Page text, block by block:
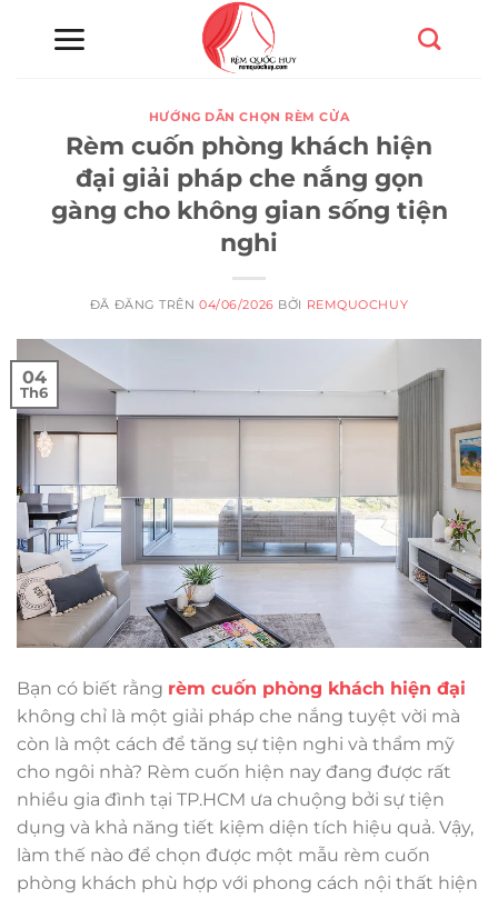
HƯỚNG DẪN CHỌN RÈM CỬA
Rèm cuốn phòng khách hiện
đại giải pháp che nắng gọn
gàng cho không gian sống tiện
nghi
ĐÃ ĐĂNG TRÊN04/06/2026 BỞI REMQUOCHUY
04
Th6
Bạn có biết rằng rèm cuốn phòng khách hiện đại
không chỉ là một giải pháp che nắng tuyệt vời mà
còn là một cách để tăng sự tiện nghi và thẩm mỹ
cho ngôi nhà? Rèm cuốn hiện nay đang được rất
nhiều gia đình tại TP.HCM ưa chuộng bởi sự tiện
dụng và khả năng tiết kiệm diện tích hiệu quả. Vậy,
làm thế nào để chọn được một mẫu rèm cuốn
phòng khách phù hợp với phong cách nội thất hiện